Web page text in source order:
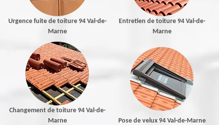
Urgence fuite de toiture 94 Val-de-
Marne
Entretien de toiture 94 Val-de-
Marne
Changement de toiture 94 Val-de-
Marne
Pose de velux 94 Val-de-Marne